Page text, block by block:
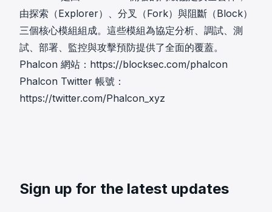
由探索（Explorer）、分叉（Fork）與阻斷（Block）
三個核心模組組成。這些模組為協定分析、調試、測
試、部署、監控與攻擊預防提供了全面的覆蓋。
Phalcon 網站： https://blocksec.com/phalcon
Phalcon Twitter 帳號：
https://twitter.com/Phalcon_xyz
Sign up for the latest updates